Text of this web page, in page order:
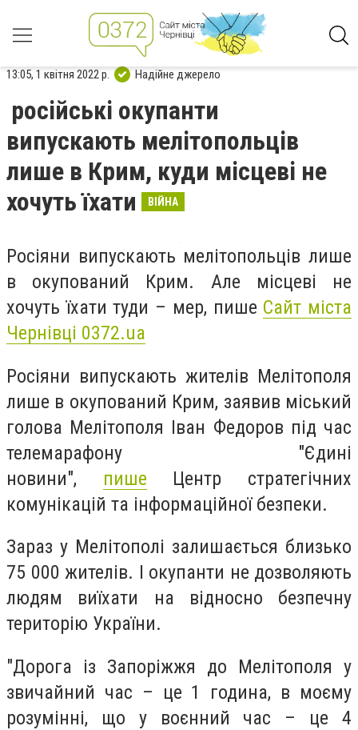
13:05, 1 квітня 2022 р. Надійне джерело
російські окупанти
випускають мелітопольців
лише в Крим, куди місцеві не
хочуть їхати
ВІЙНА
Росіяни випускають мелітопольців лише
в окупований Крим. Але місцеві не
хочуть їхати туди – мер, пише Сайт міста
Чернівці 0372.ua
Росіяни випускають жителів Мелітополя
лише в окупований Крим, заявив міський
голова Мелітополя Іван Федоров під час
телемарафону "Єдині
новини", пише Центр стратегічних
комунікацій та інформаційної безпеки.
Зараз у Мелітополі залишається близько
75 000 жителів. І окупанти не дозволяють
людям виїхати на відносно безпечну
територію України.
"Дорога із Запоріжжя до Мелітополя у
звичайний час – це 1 година, в моєму
розумінні, що у воєнний час – це 4